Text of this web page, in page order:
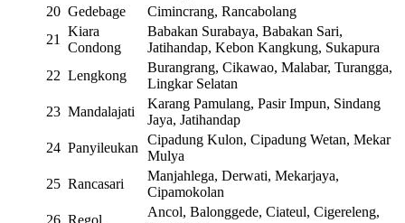
20 Gedebage
Cimincrang, Rancabolang
21
Kiara
Condong
Babakan Surabaya, Babakan Sari,
Jatihandap, Kebon Kangkung, Sukapura
22 Lengkong
Burangrang, Cikawao, Malabar, Turangga,
Lingkar Selatan
23 Mandalajati
Karang Pamulang, Pasir Impun, Sindang
Jaya, Jatihandap
24 Panyileukan
Cipadung Kulon, Cipadung Wetan, Mekar
Mulya
25 Rancasari
Manjahlega, Derwati, Mekarjaya,
Cipamokolan
26 Regol
Ancol, Balonggede, Ciateul, Cigereleng,